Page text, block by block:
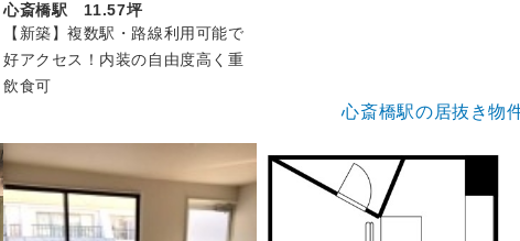
心斎橋駅 11.57坪
【新築】複数駅・路線利用可能で
好アクセス！内装の自由度高く重
飲食可
心斎橋駅の居抜き物